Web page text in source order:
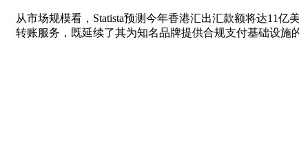
从市场规模看，Statista预测今年香港汇出汇款额将达11
转账服务，既延续了其为知名品牌提供合规支付基础设施